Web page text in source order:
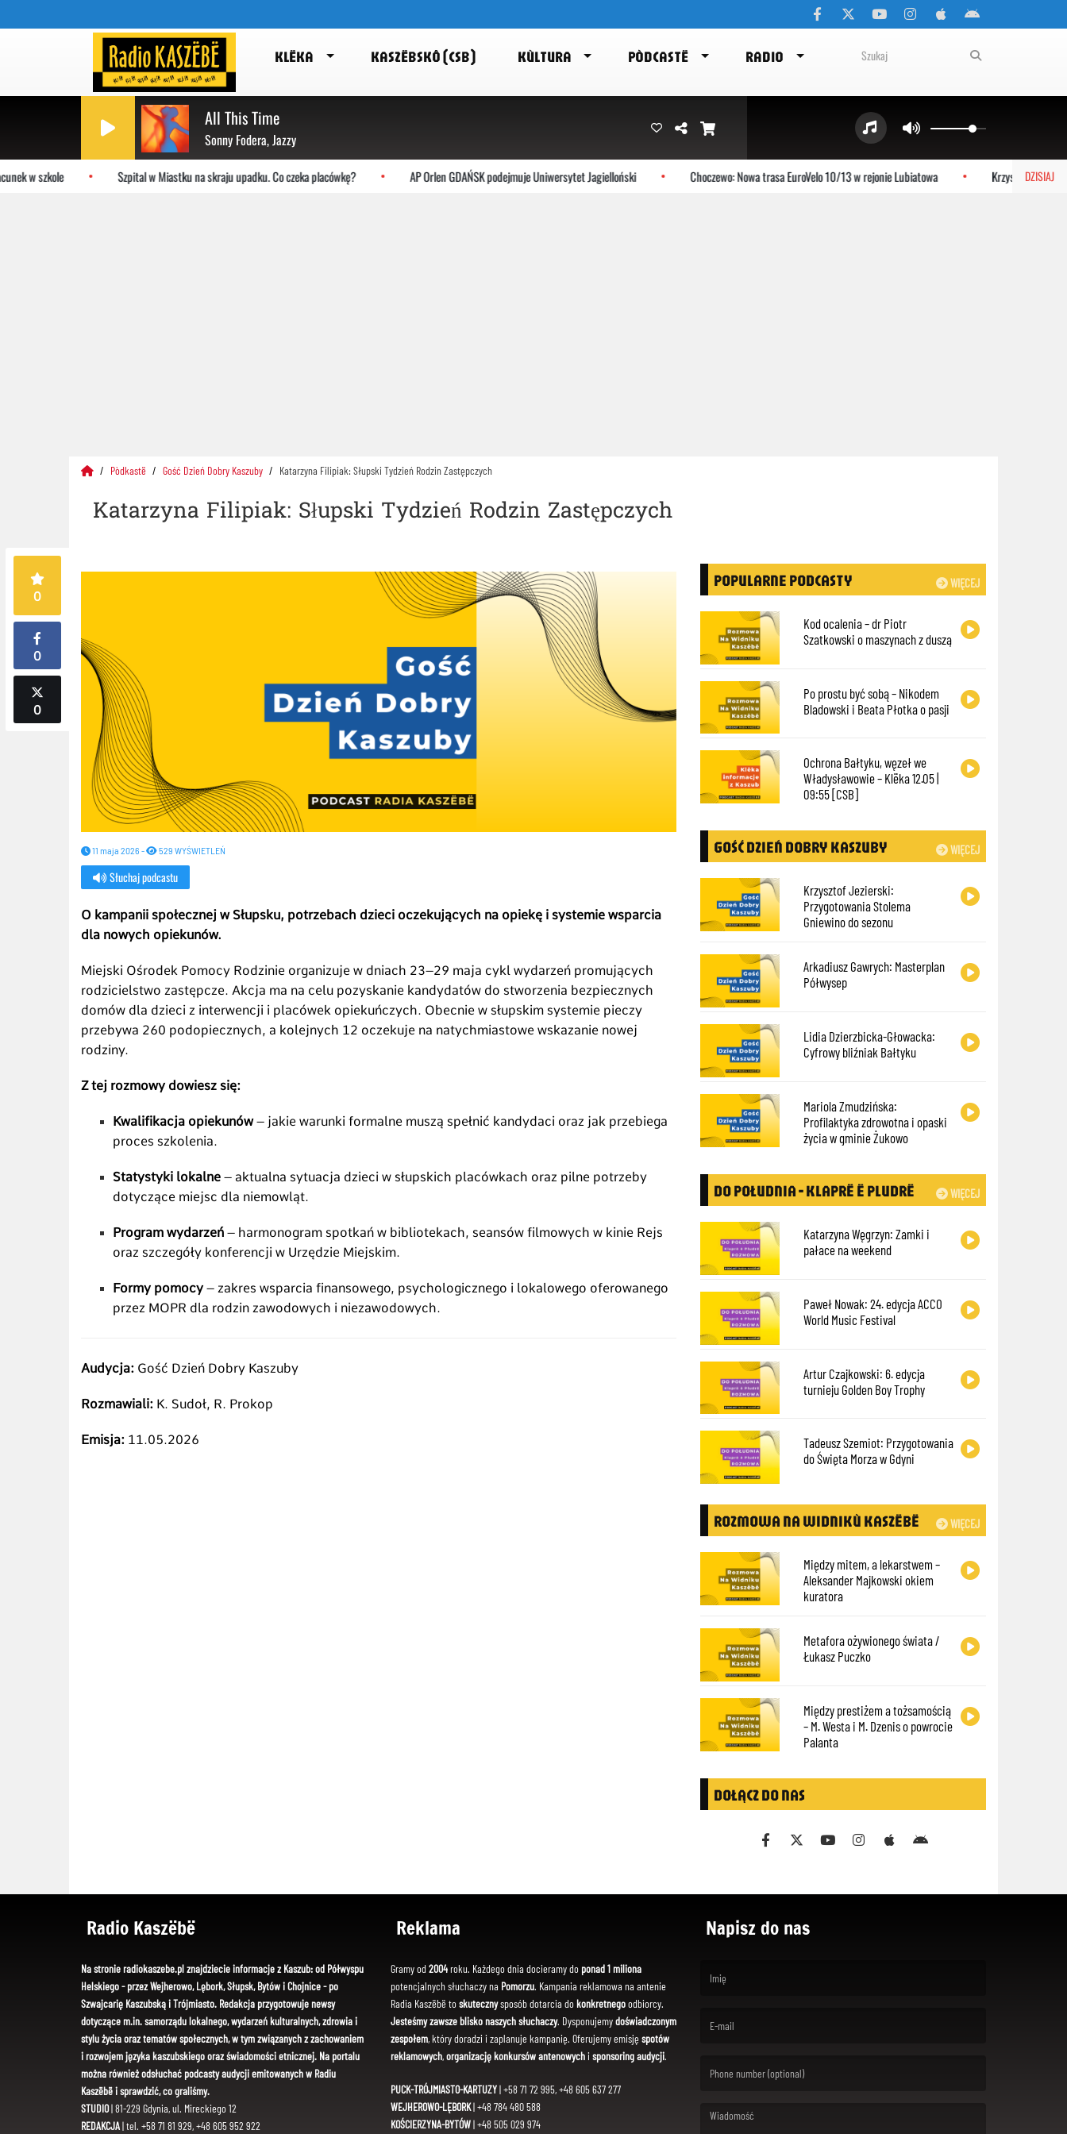
KLËKA KASZËBSKÔ (CSB) KÙLTURA PÒDCASTË RADIO
All This Time
Sonny Fodera, Jazzy
DZISIAJ
w szkole Szpital w Miastku na skraju upadku. Co czeka placówkę? AP Orlen GDAŃSK podejmuje Uniwersytet Jagielloński Choczewo: Nowa trasa EuroVelo 10/13 w rejonie Lubiatowa Krzysztof Jezierski o
Pòdkastë Gość Dzień Dobry Kaszuby Katarzyna Filipiak: Słupski Tydzień Rodzin Zastępczych
Katarzyna Filipiak: Słupski Tydzień Rodzin Zastępczych
0
0
0
11 maja 2026 - 529 WYŚWIETLEŃ
Słuchaj podcastu
O kampanii społecznej w Słupsku, potrzebach dzieci oczekujących na opiekę i systemie wsparcia
dla nowych opiekunów.
Miejski Ośrodek Pomocy Rodzinie organizuje w dniach 23–29 maja cykl wydarzeń promujących
rodzicielstwo zastępcze. Akcja ma na celu pozyskanie kandydatów do stworzenia bezpiecznych
domów dla dzieci z interwencji i placówek opiekuńczych. Obecnie w słupskim systemie pieczy
przebywa 260 podopiecznych, a kolejnych 12 oczekuje na natychmiastowe wskazanie nowej
rodziny.
Z tej rozmowy dowiesz się:
Kwalifikacja opiekunów– jakie warunki formalne muszą spełnić kandydaci oraz jak przebiega
proces szkolenia.
Statystyki lokalne – aktualna sytuacja dzieci w słupskich placówkach oraz pilne potrzeby
dotyczące miejsc dla niemowląt.
Program wydarzeń – harmonogram spotkań w bibliotekach, seansów filmowych w kinie Rejs
oraz szczegóły konferencji w Urzędzie Miejskim.
Formy pomocy – zakres wsparcia finansowego, psychologicznego i lokalowego oferowanego
przez MOPR dla rodzin zawodowych i niezawodowych.
Audycja: Gość Dzień Dobry Kaszuby
Rozmawiali: K. Sudoł, R. Prokop
Emisja: 11.05.2026
WIĘCEJ
POPULARNE PODCASTY
Kod ocalenia – dr Piotr
Szatkowski o maszynach z duszą
Po prostu być sobą – Nikodem
Bladowski i Beata Płotka o pasji
Ochrona Bałtyku, węzeł we
Władysławowie – Klëka 12.05 |
09:55 [CSB]
WIĘCEJ
GOŚĆ DZIEŃ DOBRY KASZUBY
Krzysztof Jezierski:
Przygotowania Stolema
Gniewino do sezonu
Arkadiusz Gawrych: Masterplan
Półwysep
Lidia Dzierzbicka-Głowacka:
Cyfrowy bliźniak Bałtyku
Mariola Zmudzińska:
Profilaktyka zdrowotna i opaski
życia w gminie Żukowo
WIĘCEJ
DO POŁUDNIA - KLAPRË Ë PLUDRË
Katarzyna Węgrzyn: Zamki i
pałace na weekend
Paweł Nowak: 24. edycja ACCO
World Music Festival
Artur Czajkowski: 6. edycja
turnieju Golden Boy Trophy
Tadeusz Szemiot: Przygotowania
do Święta Morza w Gdyni
WIĘCEJ
ROZMOWA NA WIDNIKÙ KASZËBË
Między mitem, a lekarstwem –
Aleksander Majkowski okiem
kuratora
Metafora ożywionego świata /
Łukasz Puczko
Między prestiżem a tożsamością
– M. Westa i M. Dzenis o powrocie
Palanta
DOŁĄCZ DO NAS
Radio Kaszëbë
Na stronie radiokaszebe.pl znajdziecie informacje z Kaszub: od Półwyspu
Helskiego - przez Wejherowo, Lębork, Słupsk, Bytów i Chojnice - po
Szwajcarię Kaszubską i Trójmiasto. Redakcja przygotowuje newsy
dotyczące m.in. samorządu lokalnego, wydarzeń kulturalnych, zdrowia i
stylu życia oraz tematów społecznych, w tym związanych z zachowaniem
i rozwojem języka kaszubskiego oraz świadomości etnicznej. Na portalu
można również odsłuchać podcasty audycji emitowanych w Radiu
Kaszëbë i sprawdzić, co graliśmy.
STUDIO| 81-229 Gdynia, ul. Mireckiego 12
REDAKCJA| tel. +58 71 81 929, +48 605 952 922
Reklama
Gramy od 2004roku. Każdego dnia docieramy do ponad 1 miliona
potencjalnych słuchaczy na Pomorzu. Kampania reklamowa na antenie
Radia Kaszëbë toskutecznysposób dotarcia dokonkretnegoodbiorcy.
Jesteśmy zawsze blisko naszych słuchaczy. Dysponujemydoświadczonym
zespołem, który doradzi i zaplanuje kampanię. Oferujemy emisję spotów
reklamowych,organizację konkursów antenowychi sponsoring audycji.
PUCK-TRÓJMIASTO-KARTUZY| +58 71 72 995, +48 605 637 277
WEJHEROWO-LĘBORK| +48 784 480 588
KOŚCIERZYNA-BYTÓW| +48 505 029 974
Napisz do nas